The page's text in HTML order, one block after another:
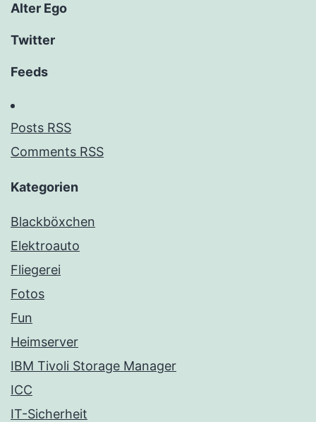
Alter Ego
Twitter
Feeds
Posts RSS
Comments RSS
Kategorien
Blackböxchen
Elektroauto
Fliegerei
Fotos
Fun
Heimserver
IBM Tivoli Storage Manager
ICC
IT-Sicherheit